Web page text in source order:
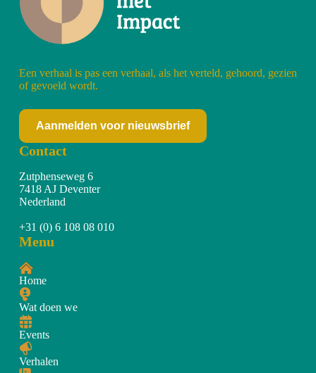
Een verhaal is pas een verhaal, als het verteld, gehoord, gezien
of gevoeld wordt.
Aanmelden voor nieuwsbrief
Contact
Zutphenseweg 6
7418 AJ Deventer
Nederland
+31 (0) 6 108 08 010
Menu
Home
Wat doen we
Events
Verhalen